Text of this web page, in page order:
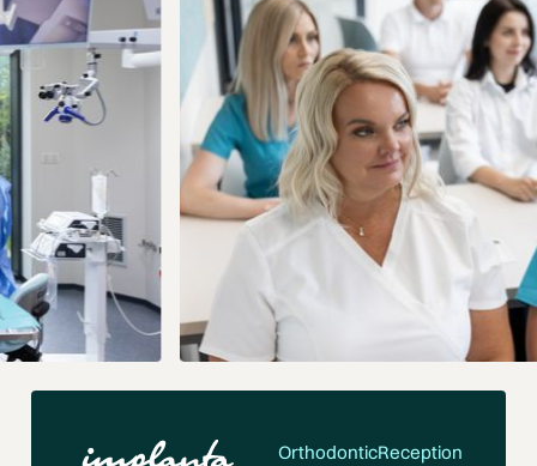
OrthodonticReception